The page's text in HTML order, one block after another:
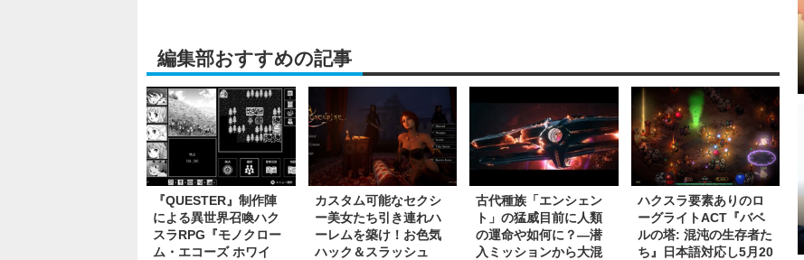
編集部おすすめの記事
『QUESTER』制作陣
による異世界召喚ハク
スラRPG『モノクロー
ム・エコーズ ホワイ
カスタム可能なセクシ
ー美女たち引き連れハ
ーレムを築け！お色気
ハック＆スラッシュ
古代種族「エンシェン
ト」の猛威目前に人類
の運命や如何に？―潜
入ミッションから大混
ハクスラ要素ありのロ
ーグライトACT『バベ
ルの塔: 混沌の生存者た
ち』日本語対応し5月20